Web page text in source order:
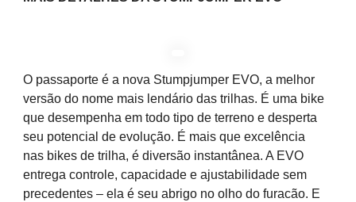
O passaporte é a nova Stumpjumper EVO, a melhor
versão do nome mais lendário das trilhas. É uma bike
que desempenha em todo tipo de terreno e desperta
seu potencial de evolução. É mais que excelência
nas bikes de trilha, é diversão instantânea. A EVO
entrega controle, capacidade e ajustabilidade sem
precedentes – ela é seu abrigo no olho do furacão. E